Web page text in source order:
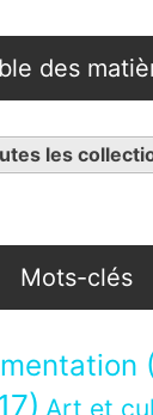
des
les
Mots-clés
Art et